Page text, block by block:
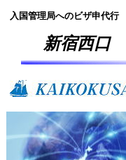
入国管理局へのビザ申代行
新宿西口